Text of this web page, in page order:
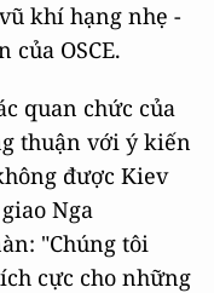
khí hạng nhẹ -
OSCE.
quan chức của
thuận với ý kiến
được Kiev
Nga
"Chúng tôi
cực cho những